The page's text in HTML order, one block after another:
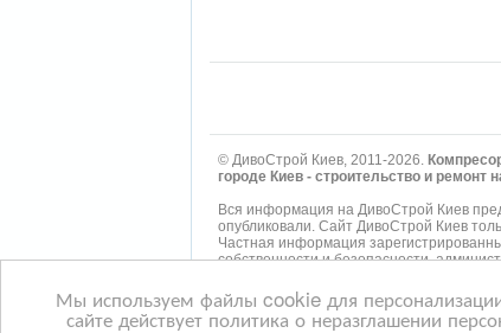
Мы используем файлы cookie для
сайте действует политика о неразглашении
© ДивоСтрой Киев, 2011-2026.
городе Киев - строительство и ремонт
Вся информация на ДивоСтрой Киев
опубликовали. Сайт ДивоСтрой Киев
Частная информация
собственности и безопасности,
Мы не несем ответственности за
Google Adsense Advertising Network.